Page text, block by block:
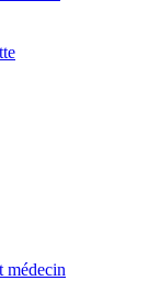
médecin